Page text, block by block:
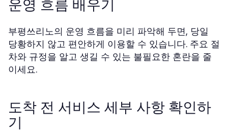
운영 흐름 배우기
부평쓰리노의 운영 흐름을 미리 파악해 두면, 당일
당황하지 않고 편안하게 이용할 수 있습니다. 주요 절
차와 규정을 알고 생길 수 있는 불필요한 혼란을 줄
이세요.
도착 전 서비스 세부 사항 확인하
기